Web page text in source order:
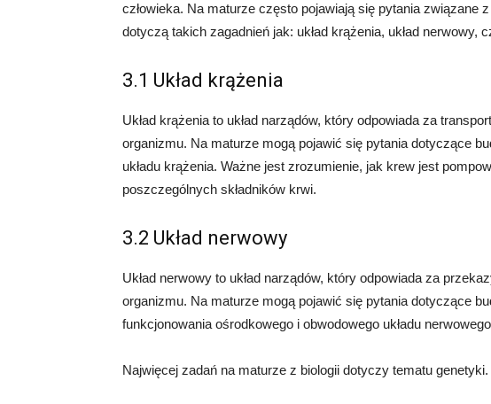
człowieka. Na maturze często pojawiają się pytania związane
dotyczą takich zagadnień jak: układ krążenia, układ nerwowy,
3.1 Układ krążenia
Układ krążenia to układ narządów, który odpowiada za
organizmu. Na maturze mogą pojawić się pytania dotyczące
układu krążenia. Ważne jest zrozumienie, jak krew jest
poszczególnych składników krwi.
3.2 Układ nerwowy
Układ nerwowy to układ narządów, który odpowiada za
organizmu. Na maturze mogą pojawić się pytania dotyczące
funkcjonowania ośrodkowego i obwodowego układu
Najwięcej zadań na maturze z biologii dotyczy tematu genetyki.